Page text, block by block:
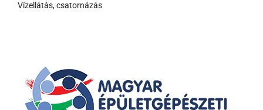
Vízellátás, csatornázás